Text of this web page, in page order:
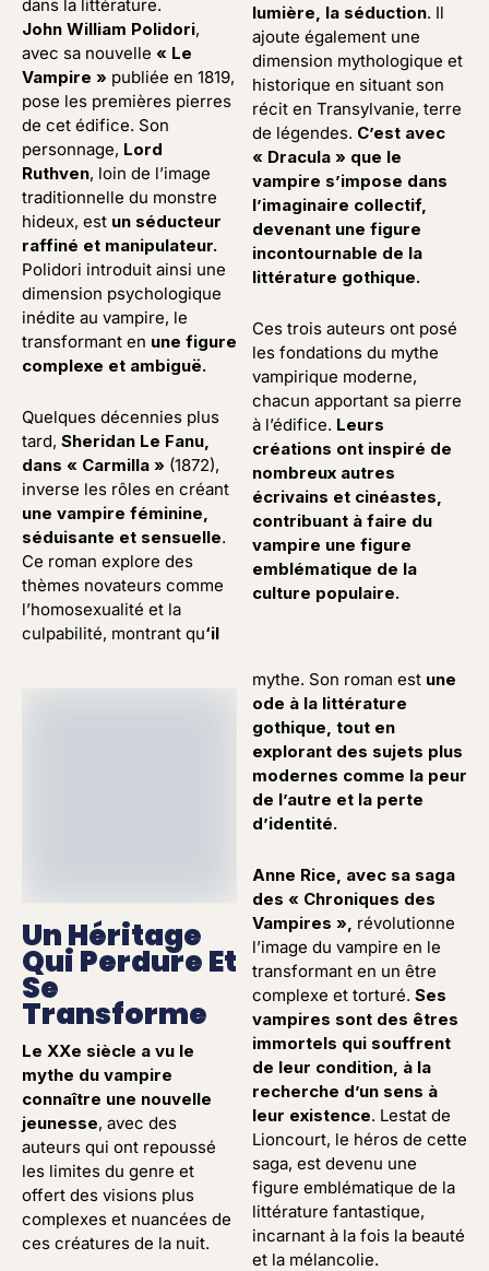
dans la littérature.
John William Polidori,
avec sa nouvelle « Le
Vampire » publiée en 1819,
pose les premières pierres
de cet édifice. Son
personnage, Lord
Ruthven, loin de l’image
traditionnelle du monstre
hideux, est un séducteur
raffiné et manipulateur.
Polidori introduit ainsi une
dimension psychologique
inédite au vampire, le
transformant en une figure
complexe et ambiguë.
Quelques décennies plus
tard, Sheridan Le Fanu,
dans « Carmilla » (1872),
inverse les rôles en créant
une vampire féminine,
séduisante et sensuelle.
Ce roman explore des
thèmes novateurs comme
l’homosexualité et la
culpabilité, montrant qu‘il
lumière, la séduction. Il
ajoute également une
dimension mythologique et
historique en situant son
récit en Transylvanie, terre
de légendes. C’est avec
« Dracula » que le
vampire s’impose dans
l’imaginaire collectif,
devenant une figure
incontournable de la
littérature gothique.
Ces trois auteurs ont posé
les fondations du mythe
vampirique moderne,
chacun apportant sa pierre
à l’édifice. Leurs
créations ont inspiré de
nombreux autres
écrivains et cinéastes,
contribuant à faire du
vampire une figure
emblématique de la
culture populaire.
Un Héritage
Qui Perdure Et
Se
Transforme
Le XXe siècle a vu le
mythe du vampire
connaître une nouvelle
jeunesse, avec des
auteurs qui ont repoussé
les limites du genre et
offert des visions plus
complexes et nuancées de
ces créatures de la nuit.
mythe. Son roman est une
ode à la littérature
gothique, tout en
explorant des sujets plus
modernes comme la peur
de l’autre et la perte
d’identité.
Anne Rice, avec sa saga
des « Chroniques des
Vampires », révolutionne
l’image du vampire en le
transformant en un être
complexe et torturé. Ses
vampires sont des êtres
immortels qui souffrent
de leur condition, à la
recherche d’un sens à
leur existence. Lestat de
Lioncourt, le héros de cette
saga, est devenu une
figure emblématique de la
littérature fantastique,
incarnant à la fois la beauté
et la mélancolie.